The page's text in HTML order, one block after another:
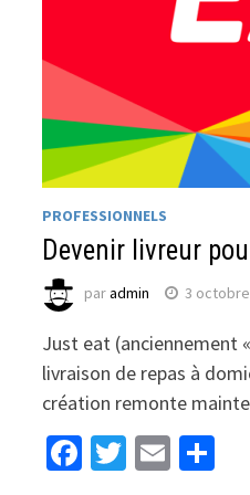
PROFESSIONNELS
Devenir livreur
paradmin 3
Just eat (anciennement
livraison de repas à
création remonte
Facebook
Twitter
Email